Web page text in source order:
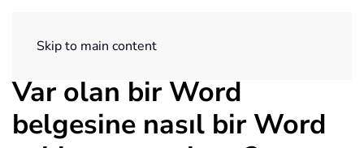
Skip to main content
Var olan bir Word
belgesine nasıl bir Word